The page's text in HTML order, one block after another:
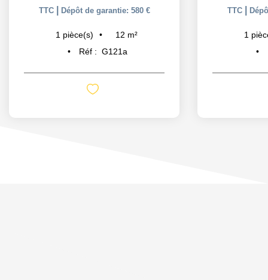
TTC
Dépôt de garantie: 580 €
1 pièce(s) 12 m²
Réf : G121a
TTC
1